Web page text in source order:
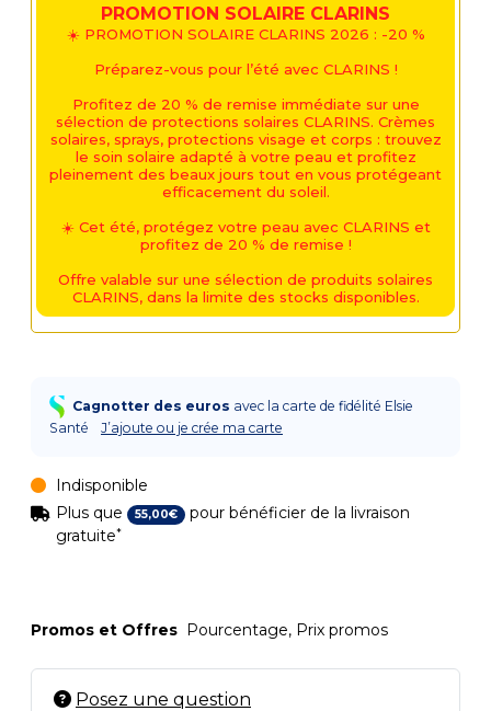
PROMOTION SOLAIRE CLARINS
☀️ PROMOTION SOLAIRE CLARINS 2026 : -20 %
Préparez-vous pour l’été avec CLARINS !
Profitez de 20 % de remise immédiate sur une
sélection de protections solaires CLARINS. Crèmes
solaires, sprays, protections visage et corps : trouvez
le soin solaire adapté à votre peau et profitez
pleinement des beaux jours tout en vous protégeant
efficacement du soleil.
☀️ Cet été, protégez votre peau avec CLARINS et
profitez de 20 % de remise !
Offre valable sur une sélection de produits solaires
CLARINS, dans la limite des stocks disponibles.
Cagnotter des euros avec la carte de fidélité Elsie
Santé
J’ajoute ou je crée ma carte
Indisponible
Plus que
55,00€ pour bénéficier de la livraison
gratuite*
Promos et Offres Pourcentage, Prix promos
Posez une question